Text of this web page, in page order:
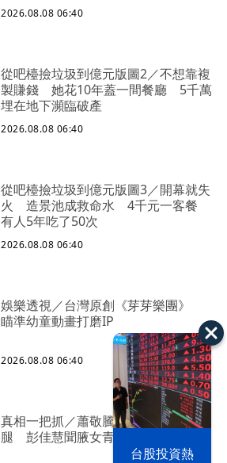
台股投資熱
2026.08.08 06:40
從吧檯撿垃圾到億元版圖2／不想靠複
製賺錢 她花10年蓋一間餐廳 5千萬
埋在地下瀕臨破產
2026.08.08 06:40
從吧檯撿垃圾到億元版圖3／開幕就失
火 造景池成救命水 4千元一客餐
有人5年吃了50次
2026.08.08 06:40
娛樂透視／台灣原創《芽芽樂團》
瞄準幼童動畫打磨IP
2026.08.08 06:40
真相一把抓／蕭敬騰 A-Lin同框有一
腿 彭佳慧聞腋女青年